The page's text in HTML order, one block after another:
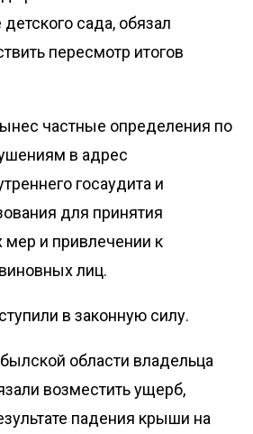
сада, обязал
пересмотр итогов
частные определения по
в адрес
госаудита и
для принятия
мер и привлечении к
лиц.
в законную силу.
области владельца
возместить ущерб,
падения крыши на